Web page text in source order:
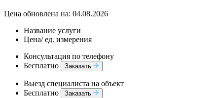
Цена обновлена на: 04.08.2026
Название услуги
Цена/ ед. измерения
Консультация по телефону
Бесплатно
Заказать
Выезд специалиста на объект
Бесплатно
Заказать